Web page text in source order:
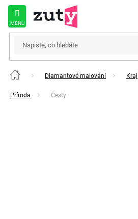
Přejít
obsah
Domů Diamantové malování
Příroda Cesty